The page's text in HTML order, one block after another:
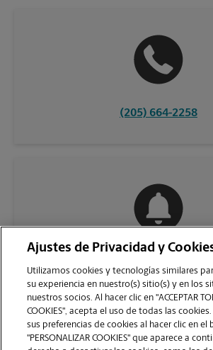
(205) 664-2258
Ajustes de Privacidad y
Utilizamos cookies y tecnologías similares
su experiencia en nuestro(s) sitio(s) y en los
nuestros socios. Al hacer clic en "ACCEPTAR
COOKIES", acepta el uso de todas las
sus preferencias de cookies al hacer clic en el
"PERSONALIZAR COOKIES" que aparece a